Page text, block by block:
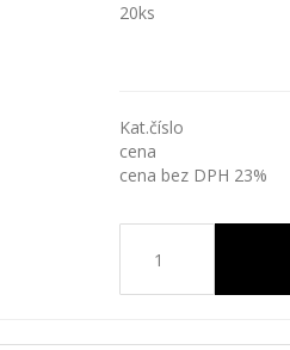
20ks
Kat.číslo
cena
cena bez DPH 23%